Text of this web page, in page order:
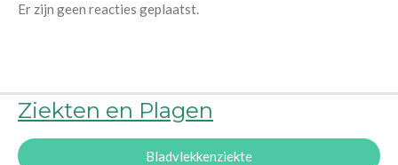
Er zijn geen reacties geplaatst.
Ziekten en Plagen
Bladvlekkenziekte